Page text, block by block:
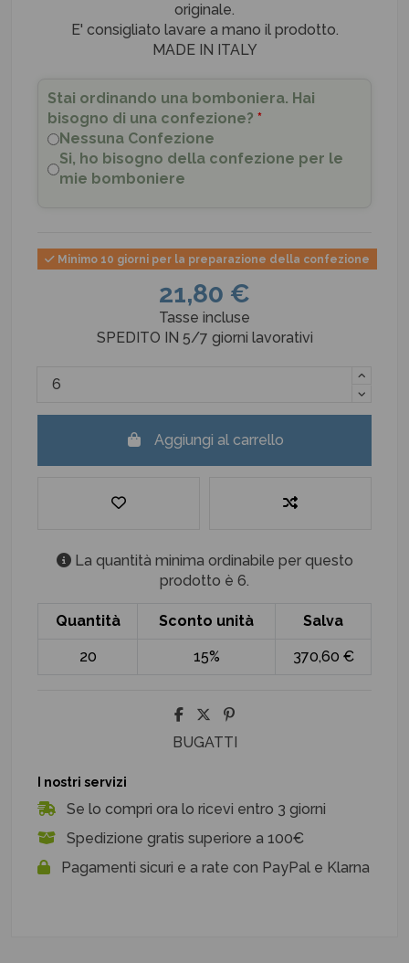
originale.
E' consigliato lavare a mano il prodotto.
MADE IN ITALY
Stai ordinando una bomboniera. Hai
bisogno di una confezione? *
Nessuna Confezione
Si, ho bisogno della confezione per le
mie bomboniere
Minimo 10 giorni per la preparazione della confezione
21,80 €
Tasse incluse
SPEDITO IN 5/7 giorni lavorativi
Aggiungi al carrello
La quantità minima ordinabile per questo
prodotto è 6.
Quantità Sconto unità Salva
20 15% 370,60 €
BUGATTI
I nostri servizi
Se lo compri ora lo ricevi entro 3 giorni
Spedizione gratis superiore a 100€
Pagamenti sicuri e a rate con PayPal e Klarna